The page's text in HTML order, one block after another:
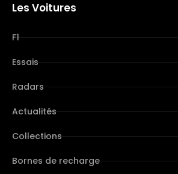
Les Voitures
F1
Essais
Radars
Actualités
Collections
Bornes de recharge